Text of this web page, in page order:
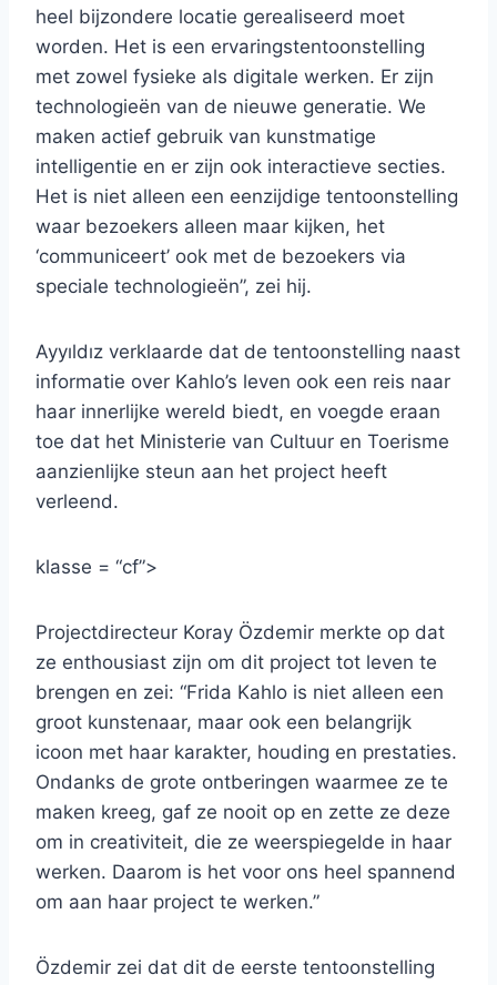
heel bijzondere locatie gerealiseerd moet
worden. Het is een ervaringstentoonstelling
met zowel fysieke als digitale werken. Er zijn
technologieën van de nieuwe generatie. We
maken actief gebruik van kunstmatige
intelligentie en er zijn ook interactieve secties.
Het is niet alleen een eenzijdige tentoonstelling
waar bezoekers alleen maar kijken, het
‘communiceert’ ook met de bezoekers via
speciale technologieën”, zei hij.
Ayyıldız verklaarde dat de tentoonstelling naast
informatie over Kahlo’s leven ook een reis naar
haar innerlijke wereld biedt, en voegde eraan
toe dat het Ministerie van Cultuur en Toerisme
aanzienlijke steun aan het project heeft
verleend.
klasse = “cf”>
Projectdirecteur Koray Özdemir merkte op dat
ze enthousiast zijn om dit project tot leven te
brengen en zei: “Frida Kahlo is niet alleen een
groot kunstenaar, maar ook een belangrijk
icoon met haar karakter, houding en prestaties.
Ondanks de grote ontberingen waarmee ze te
maken kreeg, gaf ze nooit op en zette ze deze
om in creativiteit, die ze weerspiegelde in haar
werken. Daarom is het voor ons heel spannend
om aan haar project te werken.”
Özdemir zei dat dit de eerste tentoonstelling